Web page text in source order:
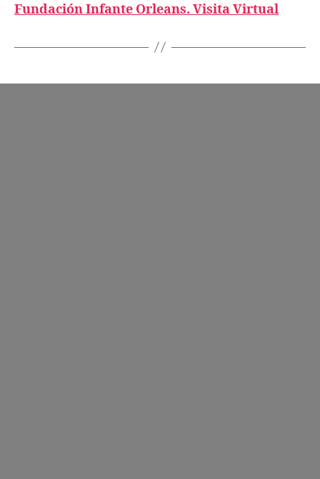
Fundación Infante Orleans. Visita Virtual